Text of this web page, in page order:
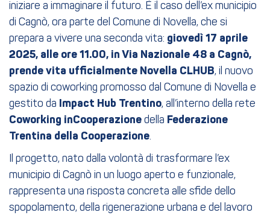
iniziare a immaginare il futuro. È il caso dell’ex municipio
di Cagnò, ora parte del Comune di Novella, che si
prepara a vivere una seconda vita: giovedì 17 aprile
2025, alle ore 11.00, in Via Nazionale 48 a Cagnò,
prende vita ufficialmente Novella CLHUB, il nuovo
spazio di coworking promosso dal Comune di Novella e
gestito da Impact Hub Trentino, all’interno della rete
Coworking inCooperazione della Federazione
Trentina della Cooperazione.
Il progetto, nato dalla volontà di trasformare l’ex
municipio di Cagnò in un luogo aperto e funzionale,
rappresenta una risposta concreta alle sfide dello
spopolamento, della rigenerazione urbana e del lavoro